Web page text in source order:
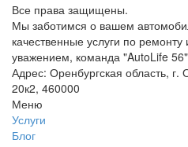
Все права защищены.
Мы заботимся о вашем
качественные услуги по
уважением, команда "AutoLife
Адрес: Оренбургская область, г.
20к2, 460000
Меню
Услуги
Блог